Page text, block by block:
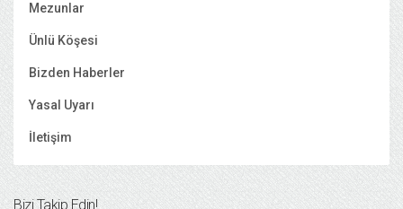
Mezunlar
Ünlü Köşesi
Bizden Haberler
Yasal Uyarı
İletişim
Bizi Takip Edin!